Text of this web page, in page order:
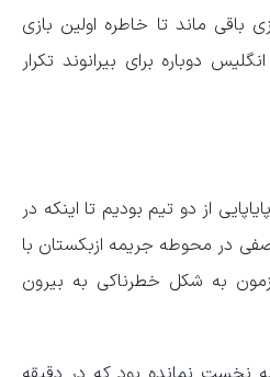
باقی ماند تا خاطره اولین بازی
دوباره برای بیرانوند تکرار
از دو تیم بودیم تا اینکه در
حاج‌صفی در محوطه جریمه ازبکستان با
به شکل خطرناکی به بیرون